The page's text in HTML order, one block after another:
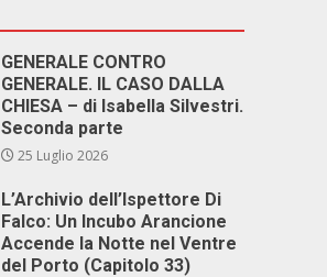
GENERALE CONTRO
GENERALE. IL CASO DALLA
CHIESA – di Isabella Silvestri.
Seconda parte
25 Luglio 2026
L’Archivio dell’Ispettore Di
Falco: Un Incubo Arancione
Accende la Notte nel Ventre
del Porto (Capitolo 33)